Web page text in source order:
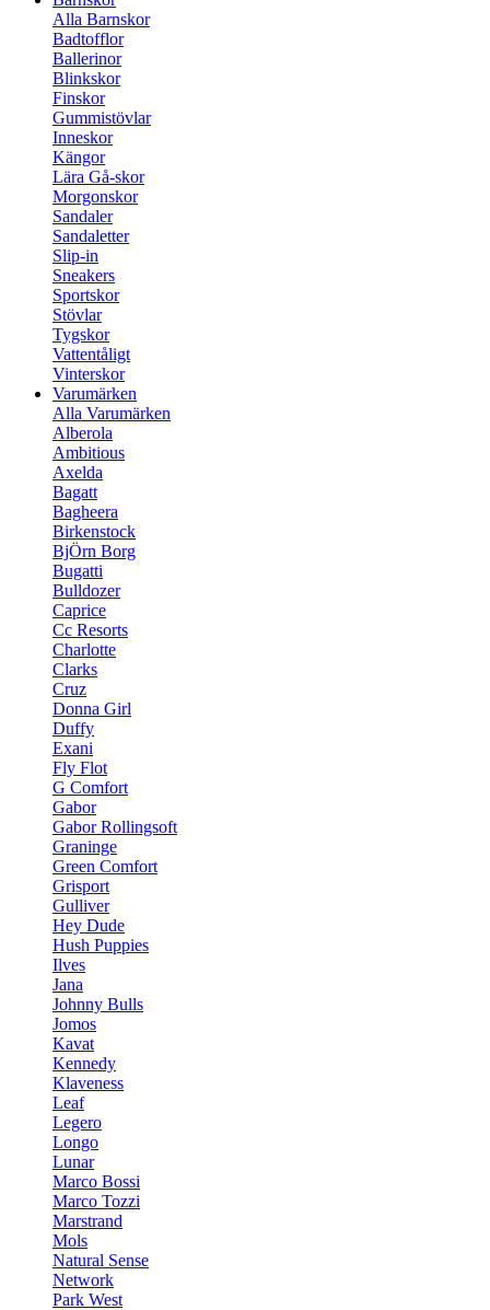
Alla Barnskor
Badtofflor
Ballerinor
Blinkskor
Finskor
Gummistövlar
Inneskor
Kängor
Lära Gå-skor
Morgonskor
Sandaler
Sandaletter
Slip-in
Sneakers
Sportskor
Stövlar
Tygskor
Vattentåligt
Vinterskor
Varumärken
Alla Varumärken
Alberola
Ambitious
Axelda
Bagatt
Bagheera
Birkenstock
BjÖrn Borg
Bugatti
Bulldozer
Caprice
Cc Resorts
Charlotte
Clarks
Cruz
Donna Girl
Duffy
Exani
Fly Flot
G Comfort
Gabor
Gabor Rollingsoft
Graninge
Green Comfort
Grisport
Gulliver
Hey Dude
Hush Puppies
Ilves
Jana
Johnny Bulls
Jomos
Kavat
Kennedy
Klaveness
Leaf
Legero
Longo
Lunar
Marco Bossi
Marco Tozzi
Marstrand
Mols
Natural Sense
Network
Park West